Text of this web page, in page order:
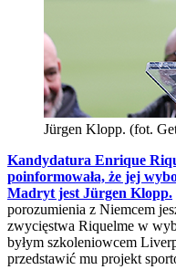
Jürgen Klopp. (fot.
Kandydatura Enrique
poinformowała, że jej
Madryt jest Jürgen Klopp.
porozumienia z Niemcem
zwycięstwa Riquelme w
byłym szkoleniowcem
przedstawić mu projekt